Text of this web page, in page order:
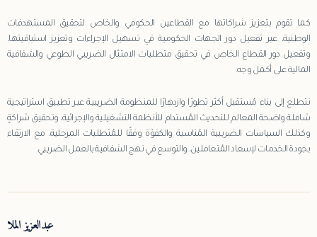
كما تقوم بتعزيز شراكاتها مع القطاعين الحكومي والخاص لتحقيق المستهدفات
الوطنية، عبر تفعيل دور الجهات الحكومية في تسهيل الإجراءات وتعزيز استباقيتها،
وتفعيل دور القطاع الخاص في تحقيق متطلبات الامتثال الضريبي الطوعي والشفافية
المالية على أكمل وجه.
نتطلع إلى بناء مُستقبل أكثر تطورًا وازدهارًا للمنظومة الضريبية عبر تطبيق استراتيجية
شاملة واضحة المعالم للتحديث المُستدام للأنظمة التشغيلية والإجرائية، وتحقيق شراكةٍ
وكذلك السياسات الضريبية المُناسبة والكفؤة وفقًا للمُتطلبات المرحلية، مع الارتقاء
بجودة الخدمات لإسعاد المُتعاملين، والتوسع في نهج الشفافية بالعمل الضريبي.
عبدالعزيز الملا